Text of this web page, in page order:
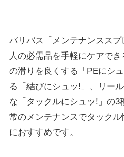
バリバス「メンテナンスス
人の必需品を手軽にケアで
の滑りを良くする「PEにシ
る「結びにシュッ!」、リー
な「タックルにシュッ!」の3
常のメンテナンスでタック
におすすめです。